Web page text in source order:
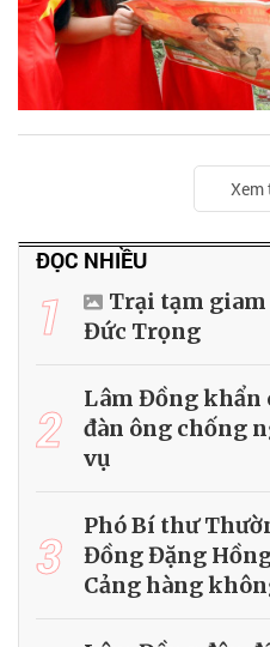
Xem
ĐỌC NHIỀU
1
Trại tạm giam
Đức Trọng
2
Lâm Đồng khẩn
đàn ông chống
vụ
3
Phó Bí thư
Đồng Đặng
Cảng hàng